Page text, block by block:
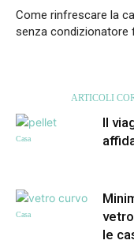
Come rinfrescare la
senza condizionatore
ARTICOLI
Casa
Il
Casa
le